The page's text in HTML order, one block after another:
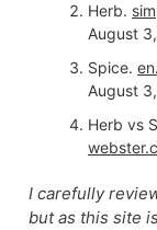
Herb.
August
Spice.
August
Herb vs
I carefully
but as this site